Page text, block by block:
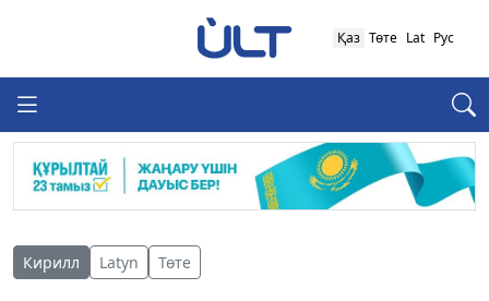
Қаз Төте Lat Рус
Кирилл Latyn Төте